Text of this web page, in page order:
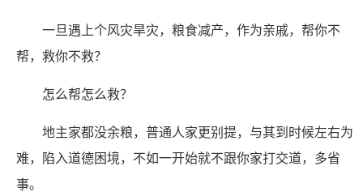
一旦遇上个风灾旱灾，粮食减产，作为亲戚，帮你不
帮，救你不救？
怎么帮怎么救？
地主家都没余粮，普通人家更别提，与其到时候左右为
难，陷入道德困境，不如一开始就不跟你家打交道，多省
事。